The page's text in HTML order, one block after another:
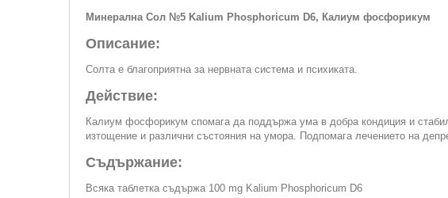
Минерална Сол №5 Kalium Phosphoricum D6, Калиум фосфорикум
Описание:
Солта е благоприятна за нервната система и психиката.
Действие:
Калиум фосфорикум спомага да поддържа ума в добра кондиция и
изтощение и различни състояния на умора. Подпомага лечението на
Съдържание:
Всяка таблетка съдържа 100 mg Kalium Phosphoricum D6